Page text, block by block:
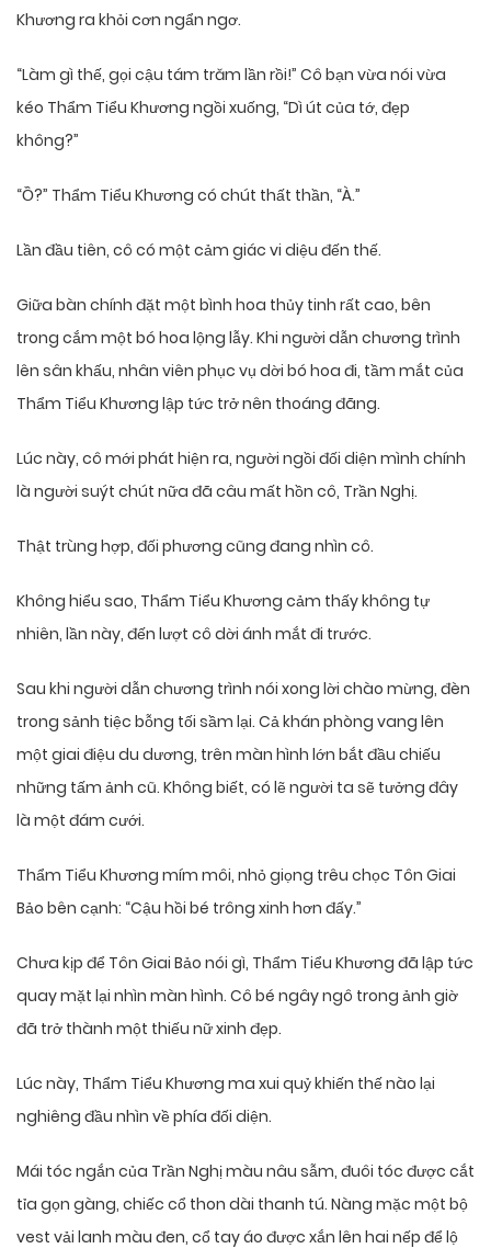
Khương ra khỏi cơn ngẩn ngơ.
“Làm gì thế, gọi cậu tám trăm lần rồi!” Cô bạn vừa nói vừa
kéo Thẩm Tiểu Khương ngồi xuống, “Dì út của tớ, đẹp
không?”
“Ồ?” Thẩm Tiểu Khương có chút thất thần, “À.”
Lần đầu tiên, cô có một cảm giác vi diệu đến thế.
Giữa bàn chính đặt một bình hoa thủy tinh rất cao, bên
trong cắm một bó hoa lộng lẫy. Khi người dẫn chương trình
lên sân khấu, nhân viên phục vụ dời bó hoa đi, tầm mắt của
Thẩm Tiểu Khương lập tức trở nên thoáng đãng.
Lúc này, cô mới phát hiện ra, người ngồi đối diện mình chính
là người suýt chút nữa đã câu mất hồn cô, Trần Nghị.
Thật trùng hợp, đối phương cũng đang nhìn cô.
Không hiểu sao, Thẩm Tiểu Khương cảm thấy không tự
nhiên, lần này, đến lượt cô dời ánh mắt đi trước.
Sau khi người dẫn chương trình nói xong lời chào mừng, đèn
trong sảnh tiệc bỗng tối sầm lại. Cả khán phòng vang lên
một giai điệu du dương, trên màn hình lớn bắt đầu chiếu
những tấm ảnh cũ. Không biết, có lẽ người ta sẽ tưởng đây
là một đám cưới.
Thẩm Tiểu Khương mím môi, nhỏ giọng trêu chọc Tôn Giai
Bảo bên cạnh: “Cậu hồi bé trông xinh hơn đấy.”
Chưa kịp để Tôn Giai Bảo nói gì, Thẩm Tiểu Khương đã lập tức
quay mặt lại nhìn màn hình. Cô bé ngây ngô trong ảnh giờ
đã trở thành một thiếu nữ xinh đẹp.
Lúc này, Thẩm Tiểu Khương ma xui quỷ khiến thế nào lại
nghiêng đầu nhìn về phía đối diện.
Mái tóc ngắn của Trần Nghị màu nâu sẫm, đuôi tóc được cắt
tỉa gọn gàng, chiếc cổ thon dài thanh tú. Nàng mặc một bộ
vest vải lanh màu đen, cổ tay áo được xắn lên hai nếp để lộ